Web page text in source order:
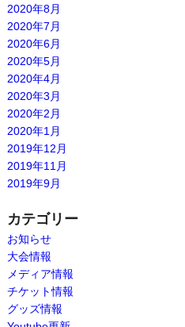
2020年8月
2020年7月
2020年6月
2020年5月
2020年4月
2020年3月
2020年2月
2020年1月
2019年12月
2019年11月
2019年9月
カテゴリー
お知らせ
大会情報
メディア情報
チケット情報
グッズ情報